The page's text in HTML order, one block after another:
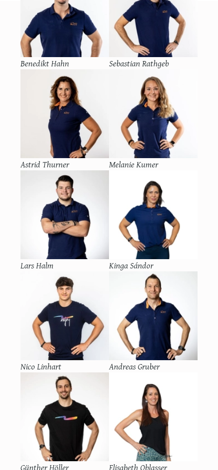
Benedikt Hahn Sebastian Rathgeb
Astrid Thurner Melanie Kumer
Lars Halm Kinga Sándor
Nico Linhart Andreas Gruber